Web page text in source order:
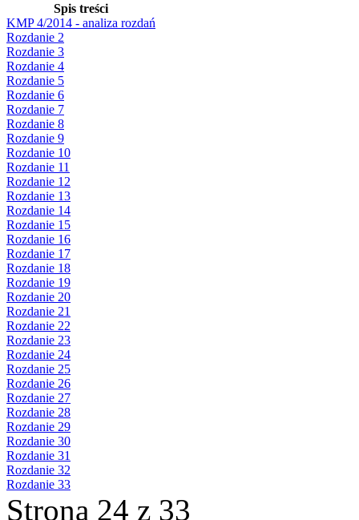
Spis treści
KMP 4/2014 - analiza rozdań
Rozdanie 2
Rozdanie 3
Rozdanie 4
Rozdanie 5
Rozdanie 6
Rozdanie 7
Rozdanie 8
Rozdanie 9
Rozdanie 10
Rozdanie 11
Rozdanie 12
Rozdanie 13
Rozdanie 14
Rozdanie 15
Rozdanie 16
Rozdanie 17
Rozdanie 18
Rozdanie 19
Rozdanie 20
Rozdanie 21
Rozdanie 22
Rozdanie 23
Rozdanie 24
Rozdanie 25
Rozdanie 26
Rozdanie 27
Rozdanie 28
Rozdanie 29
Rozdanie 30
Rozdanie 31
Rozdanie 32
Rozdanie 33
Strona 24 z 33